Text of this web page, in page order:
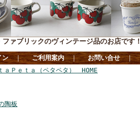
ァブリックのヴィンテージ品のお店です！
ン ｜ ご利用案内 ｜ お問い合せ ｜
ａＰｅｔａ（ペタペタ） HOME
陶板